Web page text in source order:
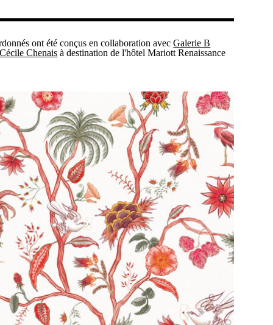
ont été conçus en collaboration avecGalerie B
Cécile Chenais à destination de l'hôtel Mariott Renaissance